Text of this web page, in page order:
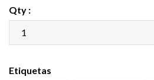
Qty :
Etiquetas